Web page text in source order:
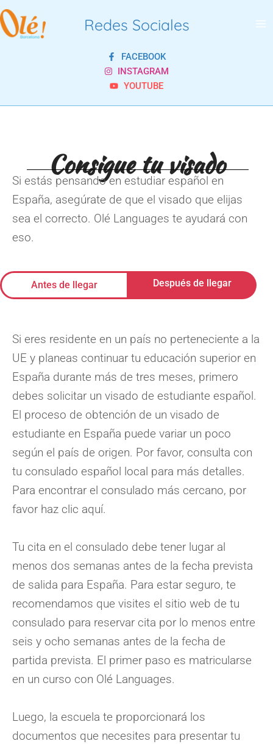
Ir
al
contenido
Redes Sociales
FACEBOOK
INSTAGRAM
YOUTUBE
Consigue tu visado
Si estás pensando en estudiar español en
España, asegúrate de que el visado que elijas
sea el correcto. Olé Languages te ayudará con
eso.
Antes de llegar Después de llegar
Si eres residente en un país no perteneciente a la
UE y planeas continuar tu educación superior en
España durante más de tres meses, primero
debes solicitar un visado de estudiante español.
El proceso de obtención de un visado de
estudiante en España puede variar un poco
según el país de origen. Por favor, consulta con
tu consulado español local para más detalles.
Para encontrar el consulado más cercano, por
favor haz clic aquí.
Tu cita en el consulado debe tener lugar al
menos dos semanas antes de la fecha prevista
de salida para España. Para estar seguro, te
recomendamos que visites el sitio web de tu
consulado para reservar cita por lo menos entre
seis y ocho semanas antes de la fecha de
partida prevista. El primer paso es matricularse
en un curso con Olé Languages.
Luego, la escuela te proporcionará los
documentos que necesites para presentar tu